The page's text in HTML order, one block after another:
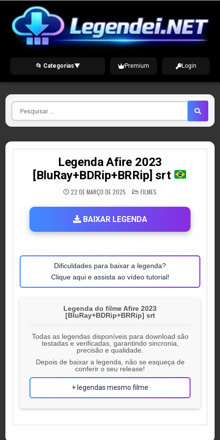
content
📂 Categorias▼ Premium Login
Pesquisar
por
Legenda Afire 2023
[BluRay+BDRip+BRRip] srt
22 DE MARÇO DE 2025 POSTED
IN
FILMES
BAIXAR LEGENDA
Dificuldades para baixar a legenda?
Clique aqui e assista ao vídeo tutorial!
Legenda do filme Afire 2023
[BluRay+BDRip+BRRip] srt
Todas as legendas disponíveis para download são
testadas e verificadas, garantindo sincronia,
precisão e qualidade.
Depois de baixar a legenda, não se esqueça de
conferir o seu release!
+ legendas mesmo filme